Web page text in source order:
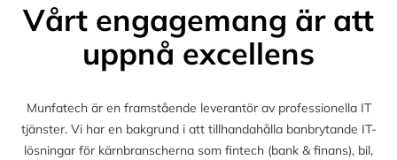
Vårt engagemang är att
uppnå excellens
Munfatech är en framstående leverantör av professionella IT
tjänster. Vi har en bakgrund i att tillhandahålla banbrytande IT-
lösningar för kärnbranscherna som fintech (bank & finans), bil,